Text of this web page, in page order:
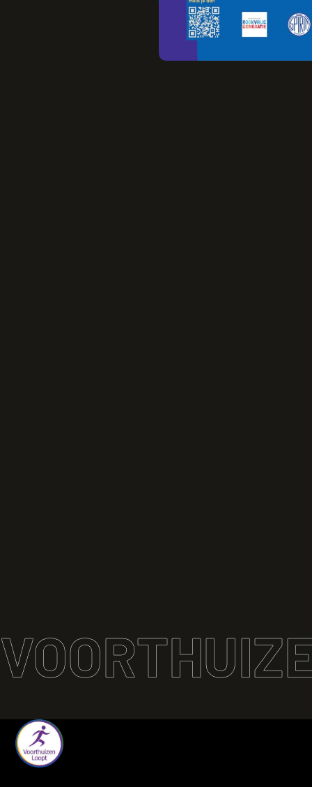
Terug naar de startpagina